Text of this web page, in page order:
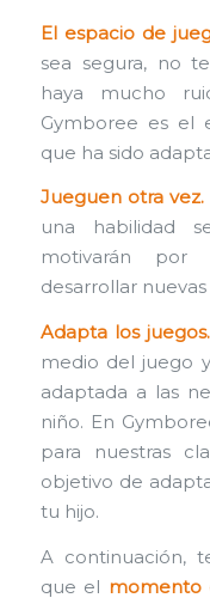
El espacio de
sea segura, no
haya mucho
Gymboree es el
que ha sido
Jueguen otra vez.
una habilidad
motivarán por
desarrollar
Adapta los juegos.
medio del juego
adaptada a las
niño. En
para nuestras
objetivo de
tu hijo.
A continuación,
que el momento